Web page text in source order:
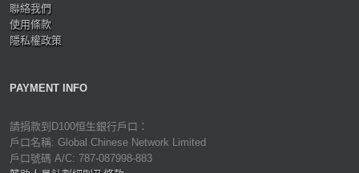
聯絡我們
使用條款
隱私權政策
PAYMENT INFO
請捐款到D100恒生銀行戶口：
戶口名稱: Global Chinese Network Limited
戶口號碼 A/C: 787-087998-883